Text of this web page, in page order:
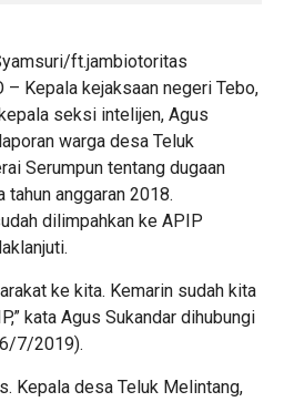
ft.jambiotoritas
– Kepala kejaksaan negeri Tebo,
seksi intelijen, Agus
warga desa Teluk
Serumpun tentang dugaan
tahun anggaran 2018.
dilimpahkan ke APIP
ke kita. Kemarin sudah kita
kata Agus Sukandar dihubungi
7/2019).
Kepala desa Teluk Melintang,